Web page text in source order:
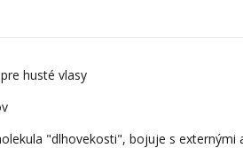
husté vlasy
"dlhovekosti", bojuje s externými